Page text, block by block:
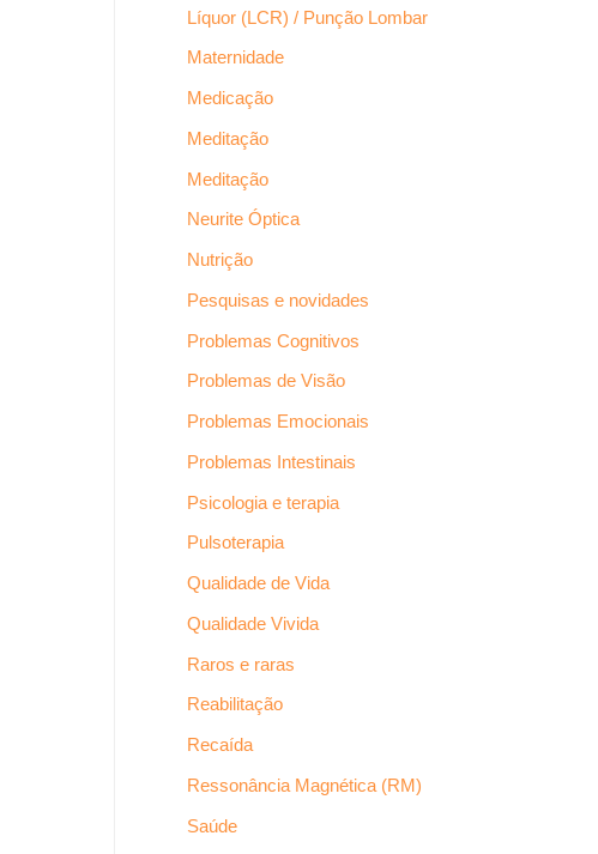
Líquor (LCR) / Punção Lombar
Maternidade
Medicação
Meditação
Meditação
Neurite Óptica
Nutrição
Pesquisas e novidades
Problemas Cognitivos
Problemas de Visão
Problemas Emocionais
Problemas Intestinais
Psicologia e terapia
Pulsoterapia
Qualidade de Vida
Qualidade Vivida
Raros e raras
Reabilitação
Recaída
Ressonância Magnética (RM)
Saúde